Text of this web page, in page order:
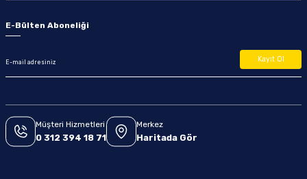
E-Bülten Aboneliği
Kayıt Ol
Müşteri Hizmetleri
0 312 394 18 71
Merkez
Haritada Gör